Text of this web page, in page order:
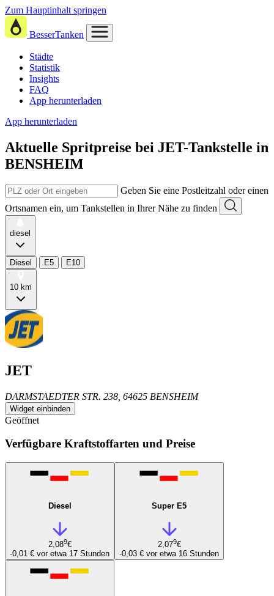
Zum Hauptinhalt springen
BesserTanken
Städte
Statistik
Insights
FAQ
App herunterladen
App herunterladen
Aktuelle Spritpreise bei JET-Tankstelle in
BENSHEIM
Geben Sie eine Postleitzahl oder einen
Ortsnamen ein, um Tankstellen in Ihrer Nähe zu finden
diesel
Diesel E5 E10
10 km
JET
DARMSTAEDTER STR. 238, 64625 BENSHEIM
Widget einbinden
Geöffnet
Verfügbare Kraftstoffarten und Preise
Diesel
2,089€
-0,01 € vor etwa 17 Stunden
Super E5
2,079€
-0,03 € vor etwa 16 Stunden